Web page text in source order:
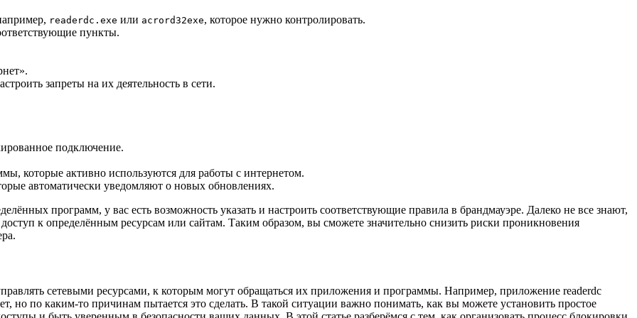
readerdc.exe или acrord32exe, которое нужно контролировать.
пункты.
запреты на их деятельность в сети.
подключение.
которые активно используются для работы с интернетом.
автоматически уведомляют о новых обновлениях.
программ, у вас есть возможность указать и настроить соответствующие правила в брандмауэре. Далеко не все знают,
к определённым ресурсам или сайтам. Таким образом, вы сможете значительно снизить риски проникновения
сетевыми ресурсами, к которым могут обращаться их приложения и программы. Например, приложение readerdc
но по каким-то причинам пытается это сделать. В такой ситуации важно понимать, как вы можете установить простое